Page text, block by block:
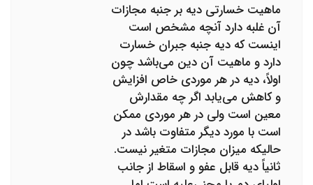
ماهیت خسارتی دیه بر جنبه مجازات
آن غلبه دارد آنچه مشخص است
اینست که دیه جنبه جبران خسارت
دارد و ماهیت آن دین می‌باشد چون
اولاً، دیه در هر موردی خاص افزایش
و کاهش می‌یابد اگر چه مقدارش
معین است ولی در هر موردی ممکن
است با مورد دیگر متفاوت باشد در
حالیکه میزان مجازات متغیر نیست.
ثانیاً دیه قابل عفو و اسقاط از جانب